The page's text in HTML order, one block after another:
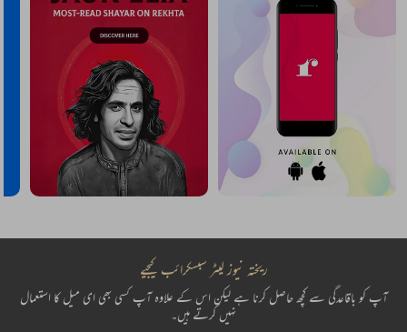
ریختہ نیوز لیٹر سبسکرائب کیجیے
آپ کو باقاعدگی سے کچھ حاصل کرنا ہے لیکن اس کے علاوہ آپ کسی بھی ای میل کا استعمال
نہیں کرتے ہیں۔